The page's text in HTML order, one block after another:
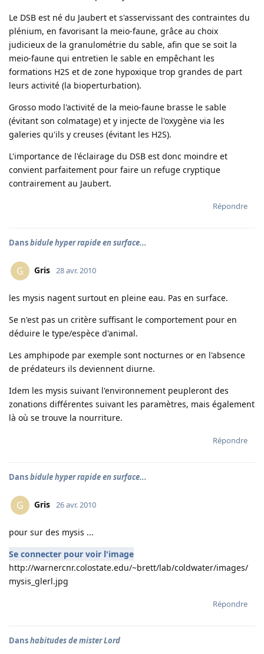
Le DSB est né du Jaubert et s'asservissant des contraintes du
plénium, en favorisant la meio-faune, grâce au choix
judicieux de la granulométrie du sable, afin que se soit la
meio-faune qui entretien le sable en empêchant les
formations H2S et de zone hypoxique trop grandes de part
leurs activité (la bioperturbation).
Grosso modo l'activité de la meio-faune brasse le sable
(évitant son colmatage) et y injecte de l'oxygène via les
galeries qu'ils y creuses (évitant les H2S).
L'importance de l'éclairage du DSB est donc moindre et
convient parfaitement pour faire un refuge cryptique
contrairement au Jaubert.
Répondre
Dansbidule hyper rapide en surface...
G Gris 28 avr. 2010
les mysis nagent surtout en pleine eau. Pas en surface.
Se n'est pas un critère suffisant le comportement pour en
déduire le type/espèce d'animal.
Les amphipode par exemple sont nocturnes or en l'absence
de prédateurs ils deviennent diurne.
Idem les mysis suivant l'environnement peupleront des
zonations différentes suivant les paramètres, mais également
là où se trouve la nourriture.
Répondre
Dansbidule hyper rapide en surface...
G Gris 26 avr. 2010
pour sur des mysis ...
Se connecter pour voir l'image
http://warnercnr.colostate.edu/~brett/lab/coldwater/images/
mysis_glerl.jpg
Répondre
Danshabitudes de mister Lord